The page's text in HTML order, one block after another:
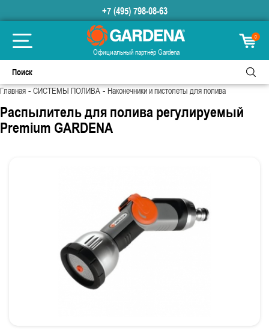
+7 (495) 798-08-63
Официальный партнёр Gardena
0
Главная-СИСТЕМЫ ПОЛИВА-Наконечники и пистолеты для полива
Распылитель для полива регулируемый
Premium GARDENA